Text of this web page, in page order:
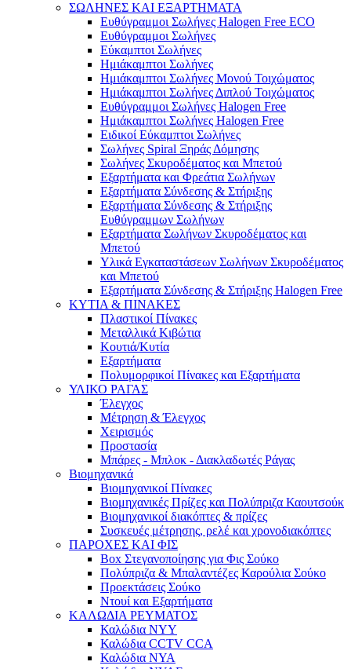
ΣΩΛΗΝΕΣ ΚΑΙ ΕΞΑΡΤΗΜΑΤΑ
Ευθύγραμμοι Σωλήνες Halogen Free ECO
Ευθύγραμμοι Σωλήνες
Εύκαμπτοι Σωλήνες
Ημιάκαμπτοι Σωλήνες
Ημιάκαμπτοι Σωλήνες Μονού Τοιχώματος
Ημιάκαμπτοι Σωλήνες Διπλού Τοιχώματος
Ευθύγραμμοι Σωλήνες Halogen Free
Ημιάκαμπτοι Σωλήνες Halogen Free
Ειδικοί Εύκαμπτοι Σωλήνες
Σωλήνες Spiral Ξηράς Δόμησης
Σωλήνες Σκυροδέματος και Μπετού
Εξαρτήματα και Φρεάτια Σωλήνων
Εξαρτήματα Σύνδεσης & Στήριξης
Εξαρτήματα Σύνδεσης & Στήριξης
Ευθύγραμμων Σωλήνων
Εξαρτήματα Σωλήνων Σκυροδέματος και
Μπετού
Υλικά Εγκαταστάσεων Σωλήνων Σκυροδέματος
και Μπετού
Εξαρτήματα Σύνδεσης & Στήριξης Halogen Free
ΚΥΤΙΑ & ΠΙΝΑΚΕΣ
Πλαστικοί Πίνακες
Μεταλλικά Κιβώτια
Κουτιά/Κυτία
Εξαρτήματα
Πολυμορφικοί Πίνακες και Εξαρτήματα
ΥΛΙΚΟ ΡΑΓΑΣ
Έλεγχος
Μέτρηση & Έλεγχος
Χειρισμός
Προστασία
Μπάρες - Μπλοκ - Διακλαδωτές Ράγας
Βιομηχανικά
Βιομηχανικοί Πίνακες
Βιομηχανικές Πρίζες και Πολύπριζα Καουτσούκ
Βιομηχανικοί διακόπτες & πρίζες
Συσκευές μέτρησης, ρελέ και χρονοδιακόπτες
ΠΑΡΟΧΕΣ ΚΑΙ ΦΙΣ
Box Στεγανοποίησης για Φις Σούκο
Πολύπριζα & Μπαλαντέζες Καρούλια Σούκο
Προεκτάσεις Σούκο
Ντουί και Εξαρτήματα
ΚΑΛΩΔΙΑ ΡΕΥΜΑΤΟΣ
Καλώδια NYY
Καλώδια CCTV CCA
Καλώδια NYA